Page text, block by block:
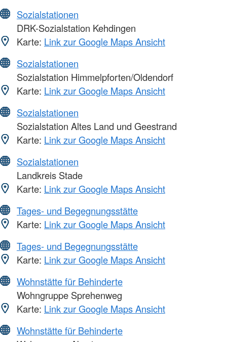
Sozialstationen
DRK-Sozialstation Kehdingen
Karte: Link zur Google Maps Ansicht
Sozialstationen
Sozialstation Himmelpforten/Oldendorf
Karte: Link zur Google Maps Ansicht
Sozialstationen
Sozialstation Altes Land und Geestrand
Karte: Link zur Google Maps Ansicht
Sozialstationen
Landkreis Stade
Karte: Link zur Google Maps Ansicht
Tages- und Begegnungsstätte
Karte: Link zur Google Maps Ansicht
Tages- und Begegnungsstätte
Karte: Link zur Google Maps Ansicht
Wohnstätte für Behinderte
Wohngruppe Sprehenweg
Karte: Link zur Google Maps Ansicht
Wohnstätte für Behinderte